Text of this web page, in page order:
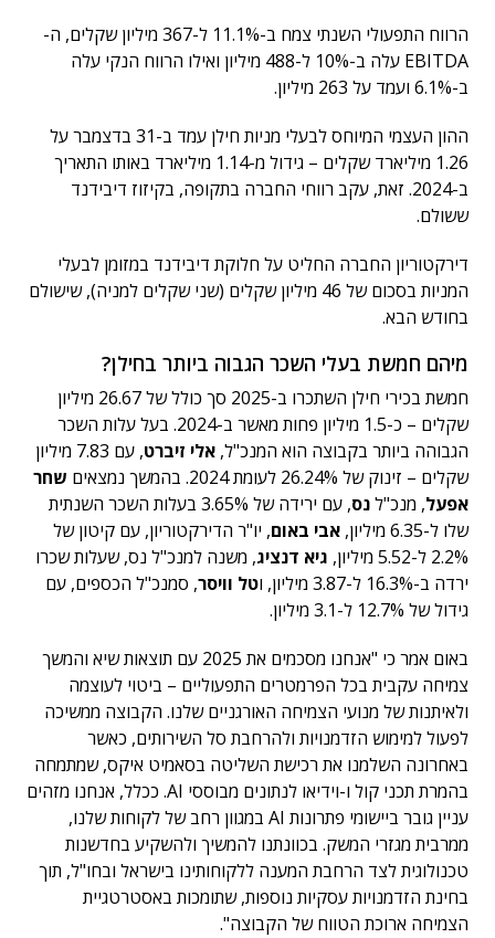
הרווח התפעולי השנתי צמח ב-11.1% ל-367 מיליון שקלים, ה-
EBITDA עלה ב-10% ל-488 מיליון ואילו הרווח הנקי עלה
ב-6.1% ועמד על 263 מיליון.
ההון העצמי המיוחס לבעלי מניות חילן עמד ב-31 בדצמבר על
1.26 מיליארד שקלים – גידול מ-1.14 מיליארד באותו התאריך
ב-2024. זאת, עקב רווחי החברה בתקופה, בקיזוז דיבידנד
ששולם.
דירקטוריון החברה החליט על חלוקת דיבידנד במזומן לבעלי
המניות בסכום של 46 מיליון שקלים (שני שקלים למניה), שישולם
בחודש הבא.
מיהם חמשת בעלי השכר הגבוה ביותר בחילן?
חמשת בכירי חילן השתכרו ב-2025 סך כולל של 26.67 מיליון
שקלים – כ-1.5 מיליון פחות מאשר ב-2024. בעל עלות השכר
הגבוהה ביותר בקבוצה הוא המנכ"ל, אלי זיברט
, עם 7.83 מיליון
שקלים – זינוק של 26.24% לעומת 2024. בהמשך נמצאים
שחר
אפעל, מנכ"לנס
, עם ירידה של 3.65% בעלות השכר השנתית
שלו ל-6.35 מיליון,
אבי באום, יו"ר הדירקטוריון, עם קיטון של
2.2% ל-5.52 מיליון,
גיא דנציג, משנה למנכ"ל נס, שעלות שכרו
ירדה ב-16.3% ל-3.87 מיליון, ו
טל וויסר, סמנכ"ל הכספים, עם
גידול של 12.7% ל-3.1 מיליון.
באום אמר כי "אנחנו מסכמים את 2025 עם תוצאות שיא והמשך
צמיחה עקבית בכל הפרמטרים התפעוליים – ביטוי לעוצמה
ולאיתנות של מנועי הצמיחה האורגניים שלנו. הקבוצה ממשיכה
לפעול למימוש הזדמנויות ולהרחבת סל השירותים, כאשר
באחרונה השלמנו את רכישת השליטה בסאמיט איקס, שמתמחה
בהמרת תכני קול ו-וידיאו לנתונים מבוססי AI. ככלל, אנחנו מזהים
עניין גובר ביישומי פתרונות AI במגוון רחב של לקוחות שלנו,
ממרבית מגזרי המשק. בכוונתנו להמשיך ולהשקיע בחדשנות
טכנולוגית לצד הרחבת המענה ללקוחותינו בישראל ובחו"ל, תוך
בחינת הזדמנויות עסקיות נוספות, שתומכות באסטרטגיית
הצמיחה ארוכת הטווח של הקבוצה".